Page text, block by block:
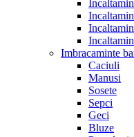
Imbracaminte
Caciuli
Manusi
Sosete
Sepci
Geci
Bluze